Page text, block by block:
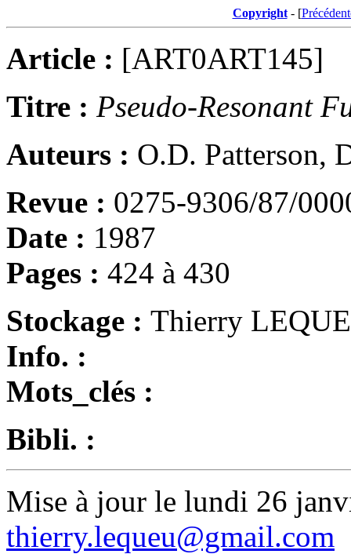
Copyright- [
Article : [ART0ART145]
Titre : Pseudo-Resonant
Auteurs : O.D. Patterson,
Revue : 0275-9306/87/
Date : 1987
Pages : 424 à 430
Stockage : Thierry
Info. :
Mots_clés :
Bibli. :
Mise à jour le lundi 26
thierry.lequeu@gmail.com